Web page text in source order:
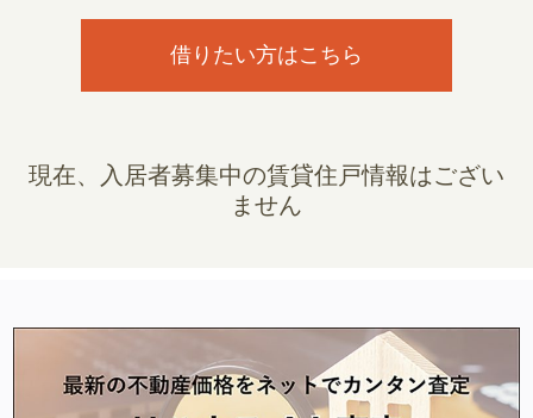
借りたい方はこちら
現在、入居者募集中の賃貸住戸情報はござい
ません